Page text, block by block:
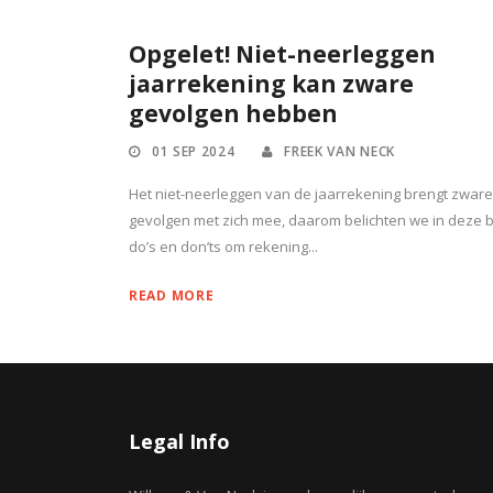
Opgelet! Niet-neerleggen
jaarrekening kan zware
gevolgen hebben
01 SEP 2024 FREEK VAN NECK
Het niet-neerleggen van de jaarrekening brengt zware
gevolgen met zich mee, daarom belichten we in deze
do’s en don’ts om rekening...
READ MORE
Legal Info